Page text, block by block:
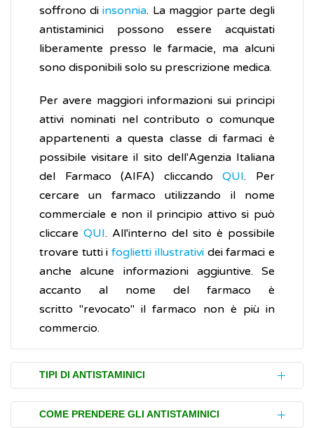
soffrono diinsonnia. La maggior parte degli
antistaminici possono essere acquistati
liberamente presso le farmacie, ma alcuni
sono disponibili solo su prescrizione medica.
Per avere maggiori informazioni sui principi
attivi nominati nel contributo o comunque
appartenenti a questa classe di farmaci è
possibile visitare il sito dell'Agenzia Italiana
del Farmaco (AIFA) cliccandoQUI. Per
cercare un farmaco utilizzando il nome
commerciale e non il principio attivo si può
cliccare QUI. All'interno del sito è possibile
trovare tutti ifoglietti illustratividei farmaci e
anche alcune informazioni aggiuntive. Se
accanto al nome del farmaco è
scritto "revocato" il farmaco non è più in
commercio.
TIPI DI ANTISTAMINICI
Ci sono molti tipi di antistaminici. Di solito,
COME PRENDERE GLI ANTISTAMINICI